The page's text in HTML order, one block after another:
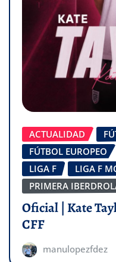
ACTUALIDAD
FÚTBOL EUROPEO
LIGA F
LIGA F
PRIMERA
Oficial | Kate
CFF
manulopezfdez